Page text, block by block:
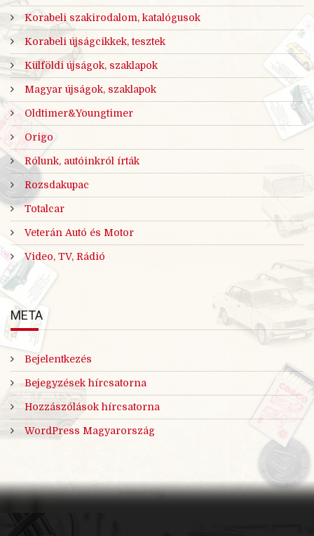
Korabeli szakirodalom, katalógusok
Korabeli újságcikkek, tesztek
Külföldi újságok, szaklapok
Magyar újságok, szaklapok
Oldtimer&Youngtimer
Origo
Rólunk, autóinkról írták
Rozsdakupac
Totalcar
Veterán Autó és Motor
Video, TV, Rádió
META
Bejelentkezés
Bejegyzések hírcsatorna
Hozzászólások hírcsatorna
WordPress Magyarország